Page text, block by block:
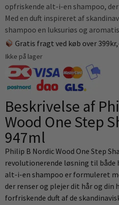
opfriskende alt-i-en shampoo,
Med en duft inspireret af
shampoo en luksuriøs og
Gratis fragt ved køb over
Ikke på lager
Beskrivelse af
Wood One Step
947ml
Philip B Nordic Wood One Step
revolutionerende løsning til både
alt-i-en shampoo er formuleret
der renser og plejer dit hår og din
forfriskende duft af de